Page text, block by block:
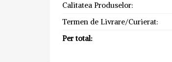
Calitatea Produselor:
Termen de Livrare/Curierat:
Per total: